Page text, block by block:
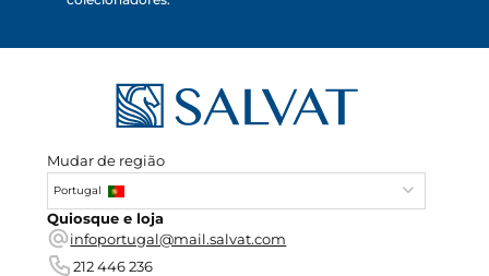
Mudar de região
Portugal
Quiosque e loja
infoportugal@mail.salvat.com
212 446 236